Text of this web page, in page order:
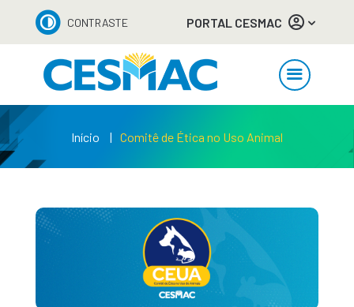
CONTRASTE PORTAL CESMAC
Início Comitê de Ética no Uso Animal